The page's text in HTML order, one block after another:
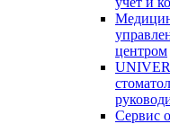
центром
Сервис